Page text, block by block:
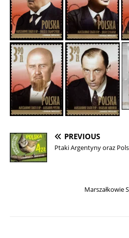
PREVIOUS
Ptaki Argentyny oraz
Marszałkowie